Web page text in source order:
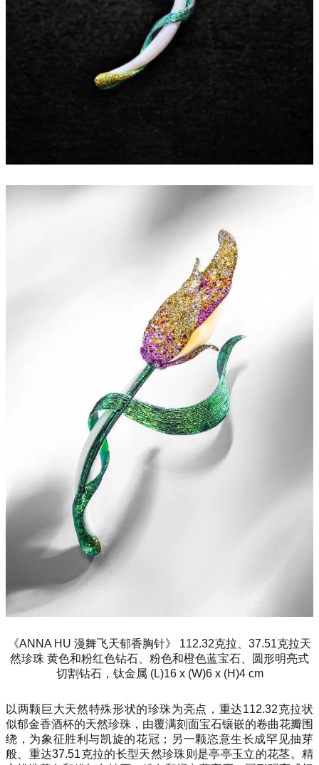
《ANNA HU 漫舞飞天郁香胸针》 112.32克拉、37.51克拉天
然珍珠 黄色和粉红色钻石、粉色和橙色蓝宝石、圆形明亮式
切割钻石，钛金属 (L)16 x (W)6 x (H)4 cm
以两颗巨大天然特殊形状的珍珠为亮点，重达112.32克拉状
似郁金香酒杯的天然珍珠，由覆满刻面宝石镶嵌的卷曲花瓣围
绕，为象征胜利与凯旋的花冠；另一颗恣意生长成罕见抽芽
般、重达37.51克拉的长型天然珍珠则是亭亭玉立的花茎。精